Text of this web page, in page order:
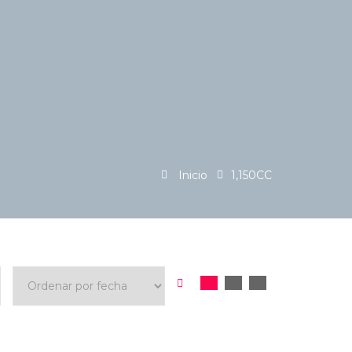
Inicio 1,150CC